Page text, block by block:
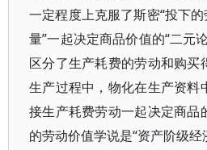
一定程度上克服了斯密“投下
量”一起决定商品价值的“二元
区分了生产耗费的劳动和购买
生产过程中，物化在生产资料
接生产耗费劳动一起决定商品
的劳动价值学说是“资产阶级